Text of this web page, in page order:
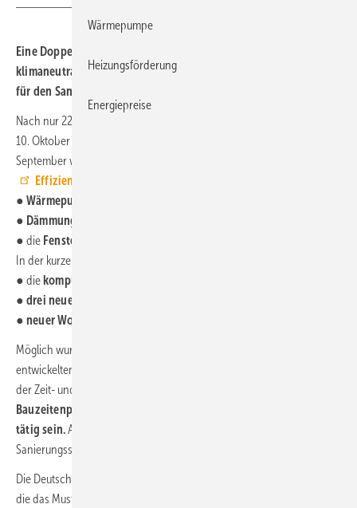
Eine Doppelhaushälfte in Hamburg wurde in 22 Tagen zum
klimaneutralen Zuhause. Die Musterbaustelle soll eine Lösung
für den Sanierungsstau aufzeigen.
Nach nur 22 Werktagen beendeten mehr als 60 Handwerker:innen am
10. Oktober 2023 die Arbeit in Hamburg Duvenstedt. Seit dem 08.
September wurde hier eine Doppelhaushälfte von 1963 auf
Effizienzhausstandard 70 EE
● Wärmepumpe
● Dämmung
● die Fenster
In der kurzen Bauzeit wurde außerdem
● die komplette Haustechnik
● drei neue Bäder
● neuer Wohnraum
Möglich wurde das durch den von Bauingenieur Ronald Meyer
entwickelten Ansatz des Sanierungssprints. Mithilfe von Methoden
der Zeit- und Prozessoptimierung und einem
Bauzeitenplan können alle Gewerke zeitgleich auf der Baustelle
tätig sein.Auf der Baustelle in Hamburg wurde nun gezeigt: Der
Sanierungssprint funktioniert auch in der Praxis.
Die Deutsche Unternehmensinitiative Energieeffizienz (Deneff e.V.),
die das Musterprojekt mit angestoßen hat, ist überzeugt, dass der
Wärmepumpe
Heizungsförderung
Energiepreise